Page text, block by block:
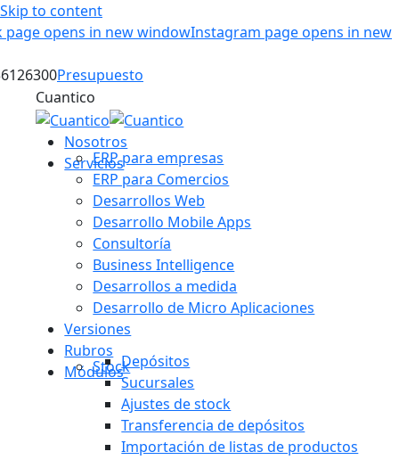
Skip to content
page opens in new windowInstagram page opens in new
Presupuesto
Cuantico
Nosotros
ServiciosERP para empresas
ERP para Comercios
Desarrollos Web
Desarrollo Mobile Apps
Consultoría
Business Intelligence
Desarrollos a medida
Desarrollo de Micro Aplicaciones
Versiones
Rubros
Módulos
StockDepósitos
Sucursales
Ajustes de stock
Transferencia de depósitos
Importación de listas de productos